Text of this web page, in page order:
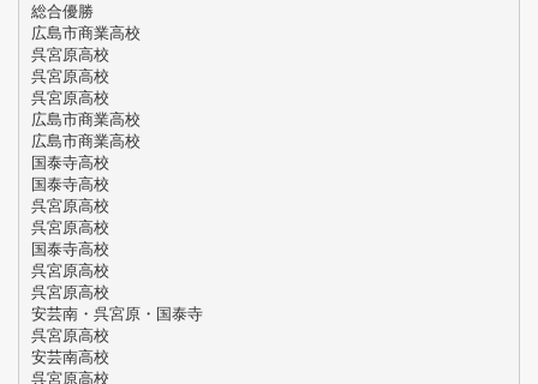
総合優勝
広島市商業高校
呉宮原高校
呉宮原高校
呉宮原高校
広島市商業高校
広島市商業高校
国泰寺高校
国泰寺高校
呉宮原高校
呉宮原高校
国泰寺高校
呉宮原高校
呉宮原高校
安芸南・呉宮原・国泰寺
呉宮原高校
安芸南高校
呉宮原高校